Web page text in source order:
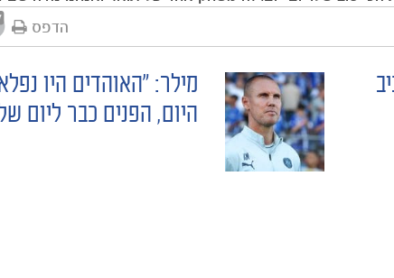
הדפס
מילר: "האוהדים היו
היום, הפנים כבר ליום